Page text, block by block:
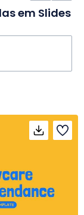
em Slides